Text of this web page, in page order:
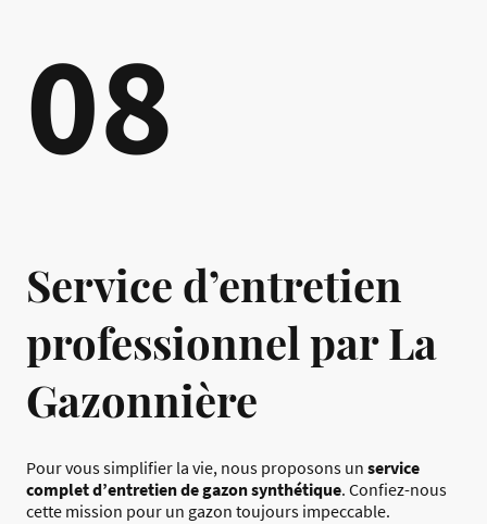
08
Service d’entretien
professionnel par La
Gazonnière
Pour vous simplifier la vie, nous proposons un service
complet d’entretien de gazon synthétique. Confiez-nous
cette mission pour un gazon toujours impeccable.